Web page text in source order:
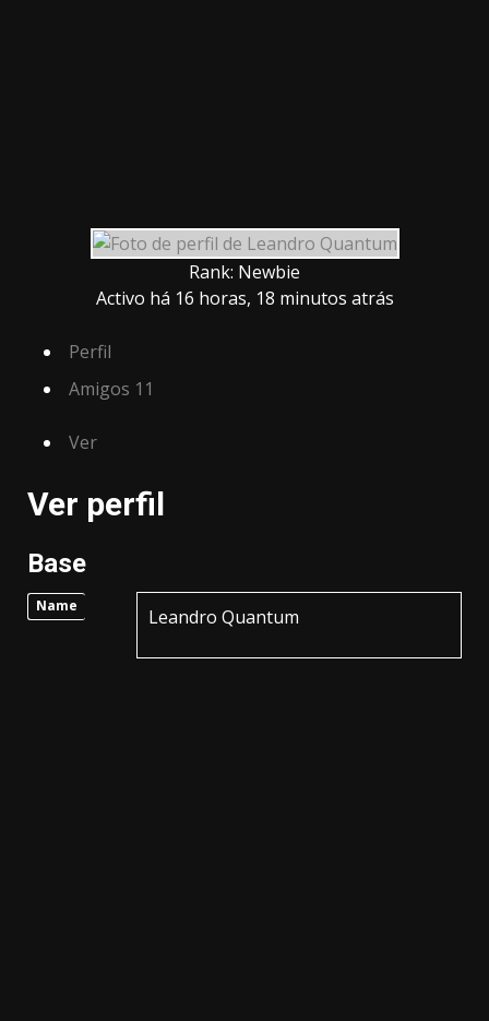
Rank: Newbie
Activo há 16 horas, 18 minutos atrás
Perfil
Amigos 11
Ver
Ver perfil
Base
Name Leandro Quantum